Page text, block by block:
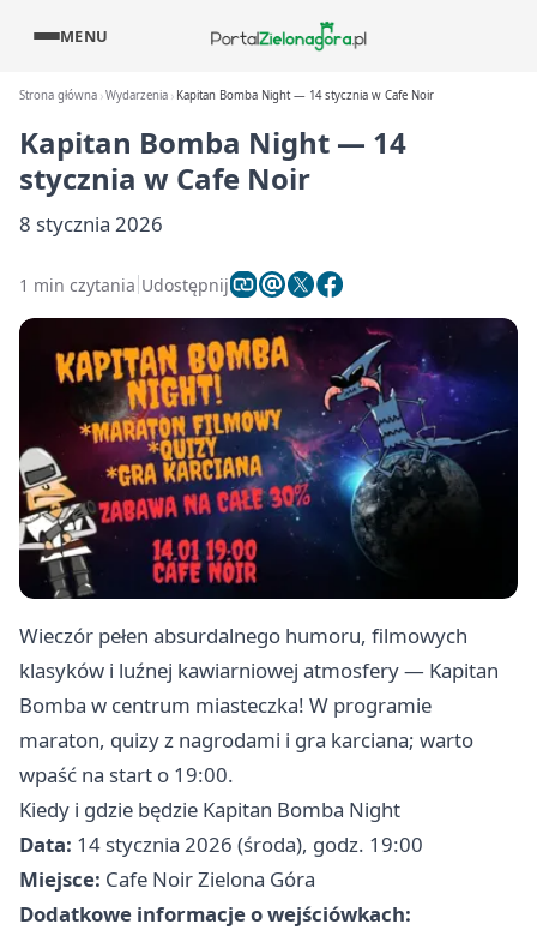
MENU
Strona główna Wydarzenia Kapitan Bomba Night — 14 stycznia w Cafe Noir
Kapitan Bomba Night — 14
stycznia w Cafe Noir
8 stycznia 2026
1 min czytania Udostępnij
Wieczór pełen absurdalnego humoru, filmowych
klasyków i luźnej kawiarniowej atmosfery — Kapitan
Bomba w centrum miasteczka! W programie
maraton, quizy z nagrodami i gra karciana; warto
wpaść na start o 19:00.
Kiedy i gdzie będzie Kapitan Bomba Night
Data: 14 stycznia 2026 (środa), godz. 19:00
Miejsce: Cafe Noir Zielona Góra
Dodatkowe informacje o wejściówkach: